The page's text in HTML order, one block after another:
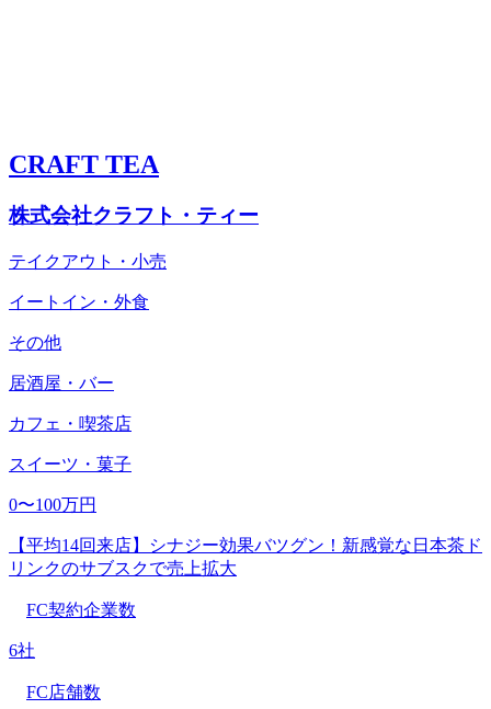
CRAFT TEA
株式会社クラフト・ティー
テイクアウト・小売
イートイン・外食
その他
居酒屋・バー
カフェ・喫茶店
スイーツ・菓子
0〜100万円
【平均14回来店】シナジー効果バツグン！新感覚な日本茶ド
リンクのサブスクで売上拡大
FC契約企業数
6社
FC店舗数